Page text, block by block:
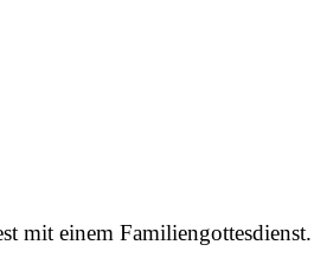
mit einem Familiengottesdienst.